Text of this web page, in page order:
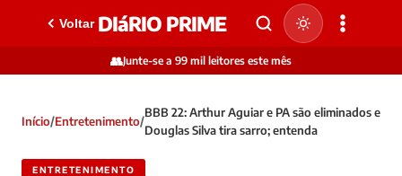
Voltar DIáRIO PRIME
👥Junte-se a 99 mil leitores este mês
Início/Entretenimento/
BBB 22: Arthur Aguiar e PA são eliminados e
Douglas Silva tira sarro; entenda
ENTRETENIMENTO